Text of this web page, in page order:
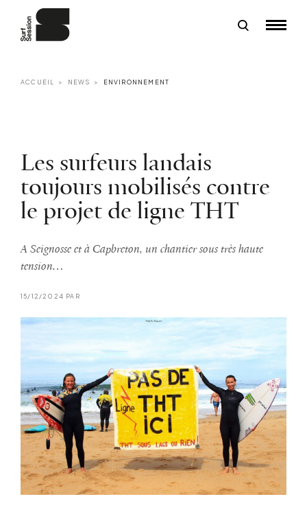
ACCUEIL NEWS ENVIRONNEMENT
Les surfeurs landais
toujours mobilisés contre
le projet de ligne THT
A Seignosse et à Capbreton, un chantier sous très haute
tension…
15/12/2024 PAR